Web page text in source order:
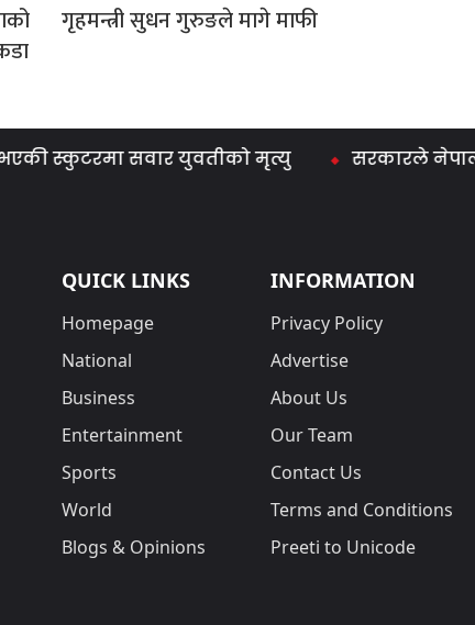
गृहमन्त्री सुधन गुरुङले मागे माफी
स्कुटरमा सवार युवतीको मृत्यु सरकारले नेपाली
QUICK LINKS
Homepage
National
Business
Entertainment
Sports
World
Blogs & Opinions
INFORMATION
Privacy Policy
Advertise
About Us
Our Team
Contact Us
Terms and Conditions
Preeti to Unicode